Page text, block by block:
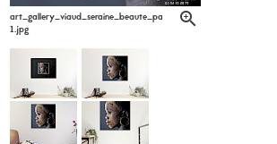
art_gallery_viaud_seraine_beaute_patrick_labarrere6-
1.jpg